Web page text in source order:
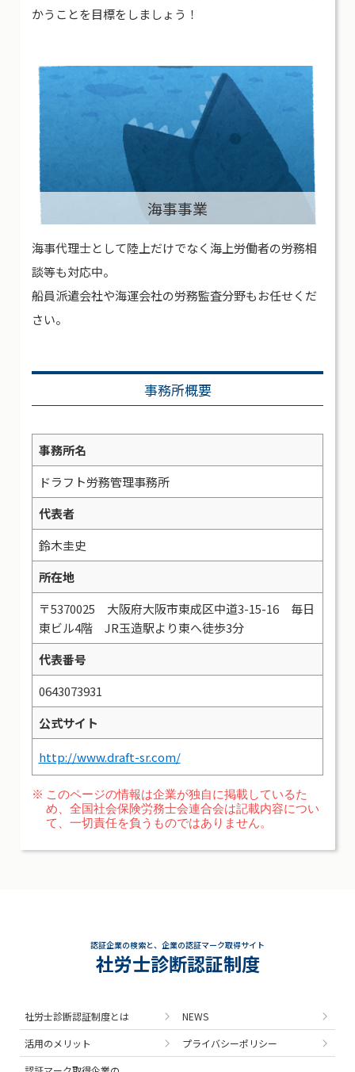
かうことを目標をしましょう！
海事事業
海事代理士として陸上だけでなく海上労働者の労務相
談等も対応中。
船員派遣会社や海運会社の労務監査分野もお任せくだ
さい。
事務所概要
事務所名
ドラフト労務管理事務所
代表者
鈴木圭史
所在地
〒5370025 大阪府大阪市東成区中道3-15-16 毎日
東ビル4階 JR玉造駅より東へ徒歩3分
代表番号
0643073931
公式サイト
http://www.draft-sr.com/
このページの情報は企業が独自に掲載しているた
め、全国社会保険労務士会連合会は記載内容につい
て、一切責任を負うものではありません。
認証企業の検索と、企業の認証マーク取得サイト
社労士診断認証制度
社労士診断認証制度とは
NEWS
活用のメリット
プライバシーポリシー